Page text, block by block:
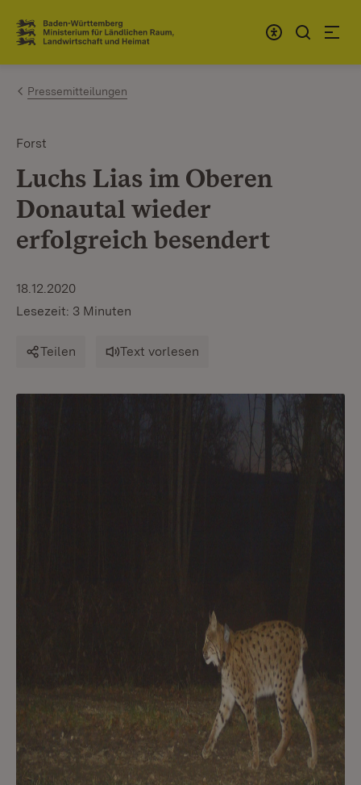
Zum Inhalt springen
Link zur Startseite
Pressemitteilungen
Forst
Luchs Lias im Oberen
Donautal wieder
erfolgreich besendert
18.12.2020
Lesezeit: 3 Minuten
Teilen Text vorlesen